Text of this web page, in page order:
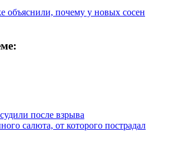
объяснили, почему у новых сосен
после взрыва
салюта, от которого пострадал